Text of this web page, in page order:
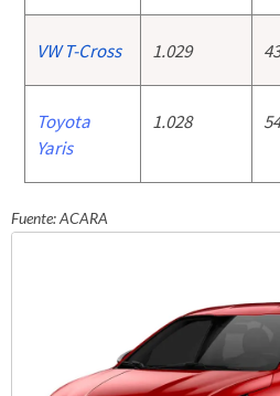
VW T-Cross 1.029
Toyota
Yaris
1.028
Fuente: ACARA